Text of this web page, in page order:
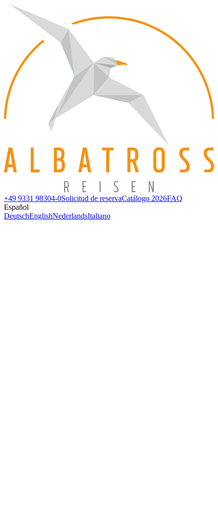
+49 9331 98304-0Solicitud de reservaCatálogo 2026FAQ
Español
DeutschEnglishNederlandsItaliano